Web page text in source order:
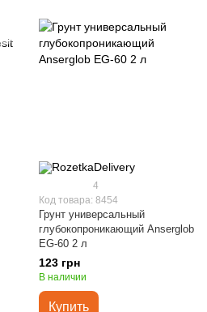
4
Код товара: 8454
Грунт универсальный
глубокопроникающий Anserglob
EG-60 2 л
123 грн
В наличии
Купить